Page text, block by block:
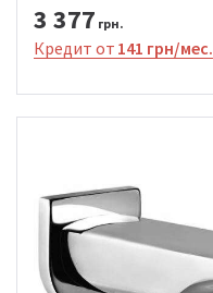
3 377 грн.
Кредит от 141 грн/мес.